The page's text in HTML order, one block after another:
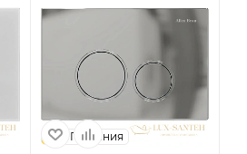
Германия